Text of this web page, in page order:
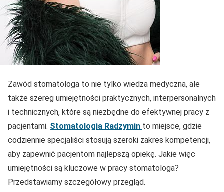
Zawód stomatologa to nie tylko wiedza medyczna, ale
także szereg umiejętności praktycznych, interpersonalnych
i technicznych, które są niezbędne do efektywnej pracy z
pacjentami. Stomatologia Radzymin to miejsce, gdzie
codziennie specjaliści stosują szeroki zakres kompetencji,
aby zapewnić pacjentom najlepszą opiekę. Jakie więc
umiejętności są kluczowe w pracy stomatologa?
Przedstawiamy szczegółowy przegląd.